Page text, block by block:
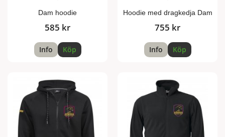
Dam hoodie
585 kr
Info Köp
Hoodie med dragkedja Dam
755 kr
Info Köp